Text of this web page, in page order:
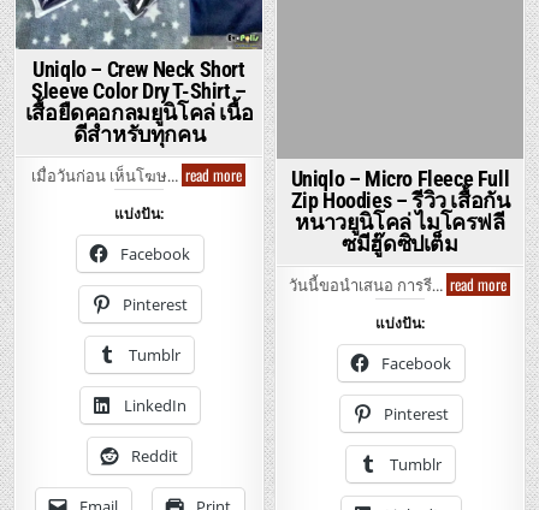
SLEEVE
ยู
นิ
โคล่
สัมผัส
นุ่ม
Uniqlo – Crew Neck Short
Sleeve Color Dry T-Shirt –
เสื้อยืดคอกลมยูนิโคล่ เนื้อ
ดีสำหรับทุกคน
เมื่อวันก่อน เห็นโฆษ… read moreUniqlo
–
Crew
Neck
Short
Sleeve
Color
Shirt
เสื้อ
คอกลม
โคล่
เนื้อ
สำหรับ
ทุก
แบ่งปัน:
Facebook
Pinterest
Tumblr
LinkedIn
Reddit
Uniqlo – Micro Fleece Full
Zip Hoodies – รีวิว เสื้อกัน
หนาวยูนิโคล่ ไมโครฟลี
ซมีฮู๊ดซิปเต็ม
วันนี้ขอนำเสนอ การรี… read more
–
Micro
Fleece
รีวิว
เสื้อ
หน
โคล่
แบ่งปัน:
Facebook
Pinterest
Tumblr